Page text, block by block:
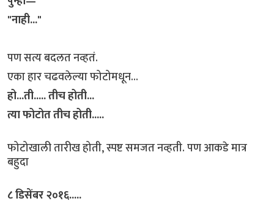
"नाही..."
पण सत्य बदलत नव्हतं.
एका हार चढवलेल्या फोटोमधून...
हो...ती..... तीच होती...
त्या फोटोत तीच होती.....
फोटोखाली तारीख होती, स्पष्ट समजत नव्हती. पण आकडे मात्र
बहुदा
८ डिसेंबर २०१६.....